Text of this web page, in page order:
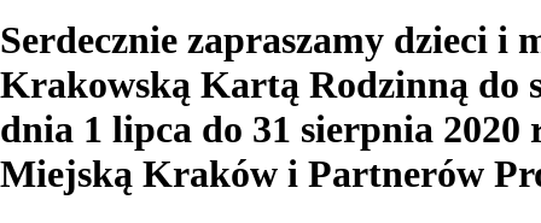
Serdecznie zapraszamy dzieci i
Krakowską Kartą Rodzinną do
dnia 1 lipca do 31 sierpnia
Miejską Kraków i Partnerów